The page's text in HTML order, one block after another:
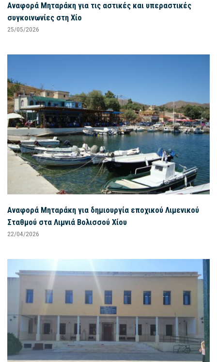
Αναφορά Μηταράκη για τις αστικές και υπεραστικές
συγκοινωνίες στη Χίο
25/05/2026
Αναφορά Μηταράκη για δημιουργία εποχικού Λιμενικού
Σταθμού στα Λιμνιά Βολισσού Χίου
22/04/2026